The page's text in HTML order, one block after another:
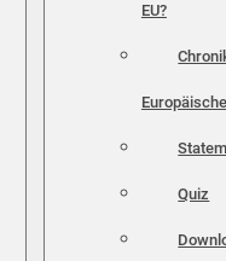
EU?
Quiz